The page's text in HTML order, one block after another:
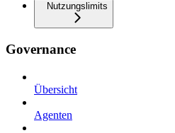
Nutzungslimits
Governance
Übersicht
Agenten